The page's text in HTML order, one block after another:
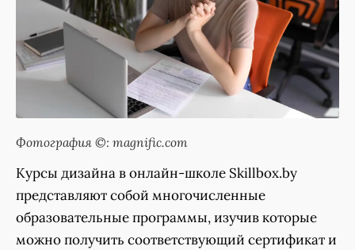
Фотография ©: magnific.com
Курсы дизайна в онлайн-школе Skillbox.by
представляют собой многочисленные
образовательные программы, изучив которые
можно получить соответствующий сертификат и